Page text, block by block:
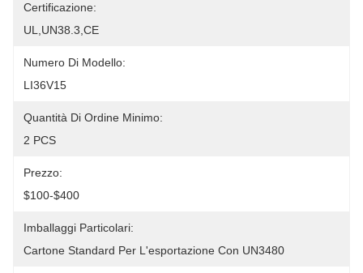
Certificazione:
UL,UN38.3,CE
Numero Di Modello:
LI36V15
Quantità Di Ordine Minimo:
2 PCS
Prezzo:
$100-$400
Imballaggi Particolari:
Cartone Standard Per L'esportazione Con UN3480